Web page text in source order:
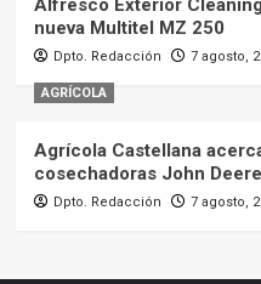
Alfresco Exterior
nueva Multitel MZ 250
Dpto. Redacción 7 agosto,
AGRÍCOLA
Agrícola Castellana
cosechadoras John
Dpto. Redacción 7 agosto,